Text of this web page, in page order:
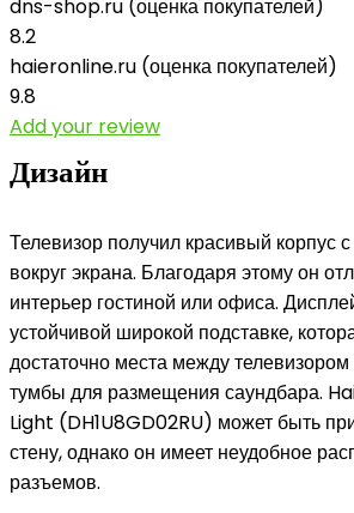
dns-shop.ru (оценка покупателей)
8.2
haieronline.ru (оценка покупателей)
9.8
Add your review
Дизайн
Телевизор получил красивый корпус
вокруг экрана. Благодаря этому он
интерьер гостиной или офиса.
устойчивой широкой подставке,
достаточно места между
тумбы для размещения саундбара.
Light (DH1U8GD02RU) может быть
стену, однако он имеет неудобное
разъемов.